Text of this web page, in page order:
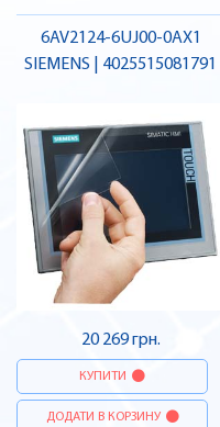
6AV2124-6UJ00-0AX1
SIEMENS | 4025515081791
20 269 грн.
КУПИТИ
ДОДАТИ В КОРЗИНУ